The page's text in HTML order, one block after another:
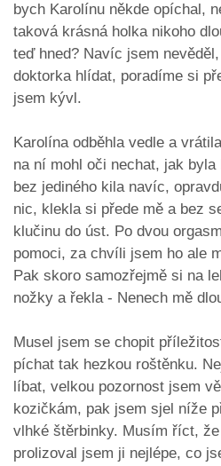
bych Karolínu někde opíchal,
taková krásná holka nikoho
teď hned? Navíc jsem
doktorka hlídat, poradíme si
jsem kývl.
Karolína odběhla vedle a
na ní mohl oči nechat, jak
bez jediného kila navíc,
nic, klekla si přede mě a bez
klučinu do úst. Po dvou
pomoci, za chvíli jsem ho ale
Pak skoro samozřejmě si na
nožky a řekla - Nenech mě
Musel jsem se chopit
píchat tak hezkou roštěnku.
líbat, velkou pozornost jsem
kozičkám, pak jsem sjel níže
vlhké štěrbinky. Musím říct,
prolizoval jsem ji nejlépe, co